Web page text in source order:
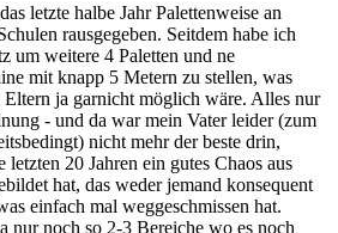
letzte halbe Jahr Palettenweise an
rausgegeben. Seitdem habe ich
um weitere 4 Paletten und ne
mit knapp 5 Metern zu stellen, was
Eltern ja garnicht möglich wäre. Alles nur
- und da war mein Vater leider (zum
nicht mehr der beste drin,
letzten 20 Jahren ein gutes Chaos aus
hat, das weder jemand konsequent
einfach mal weggeschmissen hat.
nur noch so 2-3 Bereiche wo es noch